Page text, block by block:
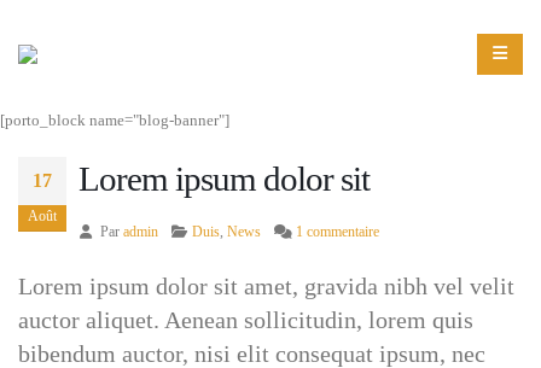
[porto_block name="blog-banner"]
17
Août
Lorem ipsum dolor sit
Par admin Duis,News 1 commentaire
Lorem ipsum dolor sit amet, gravida nibh vel velit
auctor aliquet. Aenean sollicitudin, lorem quis
bibendum auctor, nisi elit consequat ipsum, nec